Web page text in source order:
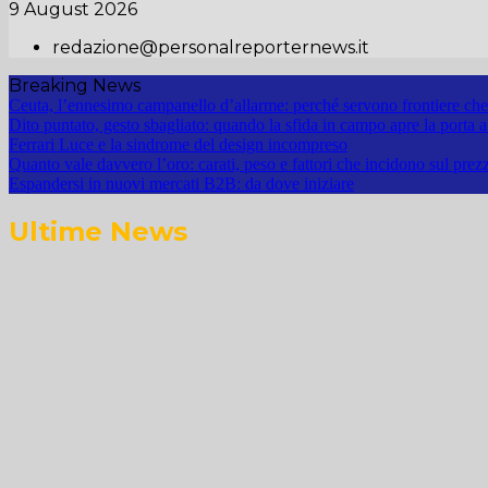
9 August 2026
redazione@personalreporternews.it
Breaking News
Ceuta, l’ennesimo campanello d’allarme: perché servono frontiere
Dito puntato, gesto sbagliato: quando la sfida in campo apre la porta
Ferrari Luce e la sindrome del design incompreso
Quanto vale davvero l’oro: carati, peso e fattori che incidono sul
Espandersi in nuovi mercati B2B: da dove iniziare
Ultime News